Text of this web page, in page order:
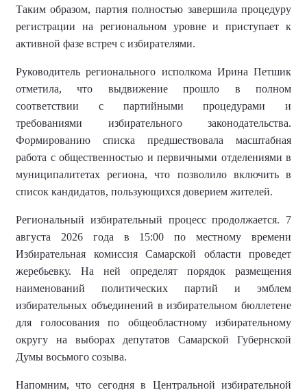
Таким образом, партия полностью завершила процедуру
регистрации на региональном уровне и приступает к
активной фазе встреч с избирателями.
Руководитель регионального исполкома Ирина Петшик
отметила, что выдвижение прошло в полном
соответствии с партийными процедурами и
требованиями избирательного законодательства.
Формированию списка предшествовала масштабная
работа с общественностью и первичными отделениями в
муниципалитетах региона, что позволило включить в
список кандидатов, пользующихся доверием жителей.
Региональный избирательный процесс продолжается. 7
августа 2026 года в 15:00 по местному времени
Избирательная комиссия Самарской области проведет
жеребьевку. На ней определят порядок размещения
наименований политических партий и эмблем
избирательных объединений в избирательном бюллетене
для голосования по общеобластному избирательному
округу на выборах депутатов Самарской Губернской
Думы восьмого созыва.
Напомним, что сегодня в Центральной избирательной